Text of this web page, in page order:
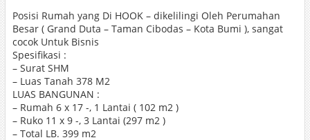
Posisi Rumah yang Di HOOK – dikelilingi Oleh Perumahan
Besar ( Grand Duta – Taman Cibodas – Kota Bumi ), sangat
cocok Untuk Bisnis
Spesifikasi :
– Surat SHM
– Luas Tanah 378 M2
LUAS BANGUNAN :
– Rumah 6 x 17 -, 1 Lantai ( 102 m2 )
– Ruko 11 x 9 -, 3 Lantai (297 m2 )
– Total LB. 399 m2